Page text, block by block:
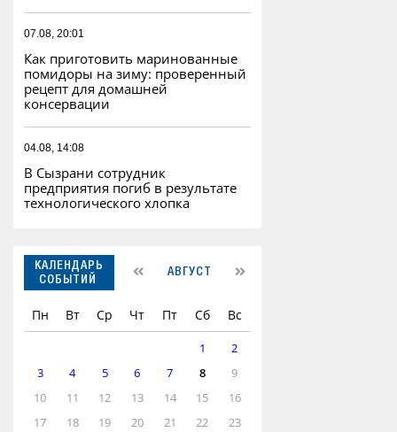
07.08, 20:01
Как приготовить маринованные
помидоры на зиму: проверенный
рецепт для домашней
консервации
04.08, 14:08
В Сызрани сотрудник
предприятия погиб в результате
технологического хлопка
КАЛЕНДАРЬ
СОБЫТИЙ
АВГУСТ
Пн Вт Ср Чт Пт Сб Вс
1
2
3
4 5 6 7 8
9
10
11 12 13 14 15
16
17
18 19 20 21 22 23